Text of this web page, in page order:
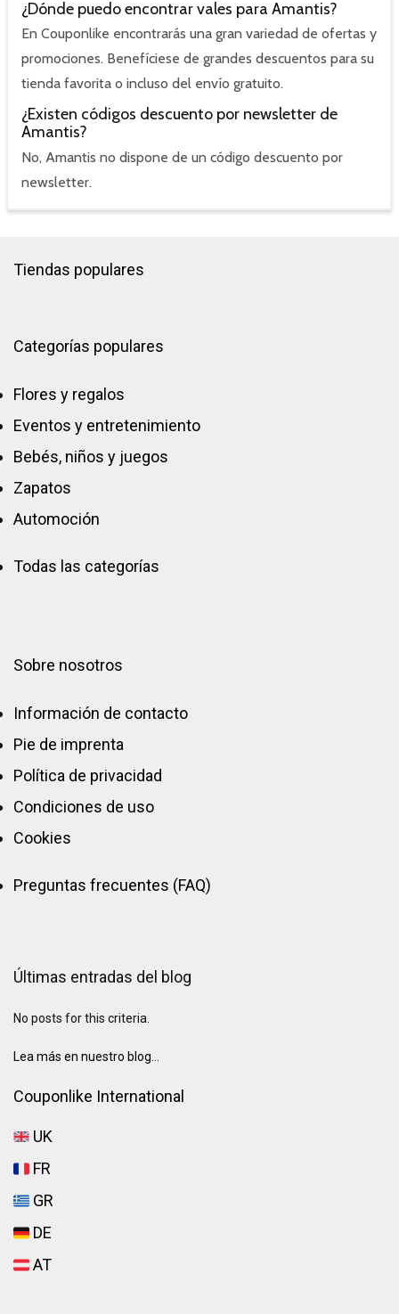
¿Dónde puedo encontrar vales para Amantis?
En Couponlike encontrarás una gran variedad de ofertas y
promociones. Benefíciese de grandes descuentos para su
tienda favorita o incluso del envío gratuito.
¿Existen códigos descuento por newsletter de
Amantis?
No, Amantis no dispone de un código descuento por
newsletter.
Tiendas populares
Categorías populares
Flores y regalos
Eventos y entretenimiento
Bebés, niños y juegos
Zapatos
Automoción
Todas las categorías
Sobre nosotros
Información de contacto
Pie de imprenta
Política de privacidad
Condiciones de uso
Cookies
Preguntas frecuentes (FAQ)
Últimas entradas del blog
No posts for this criteria.
Lea más en nuestro blog...
Couponlike International
UK
FR
GR
DE
AT